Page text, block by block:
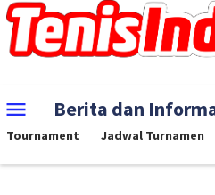
Skip
to
content
Mobile
Menu
Berita dan
Tournament Jadwal Turnamen